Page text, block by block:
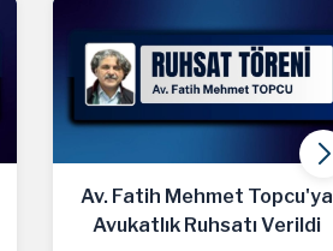
Av. Rana Topcu'ya Avukatlık
Ruhsatı Verildi